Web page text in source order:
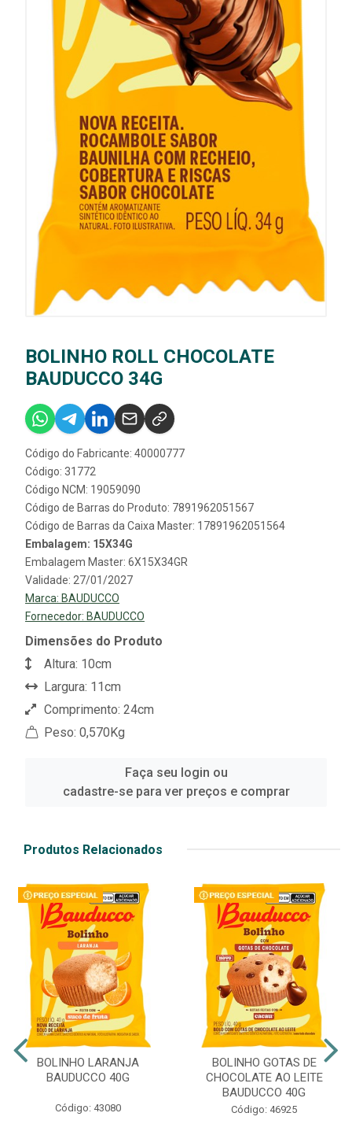
BOLINHO ROLL CHOCOLATE
BAUDUCCO 34G
Código do Fabricante: 40000777
Código: 31772
Código NCM: 19059090
Código de Barras do Produto: 7891962051567
Código de Barras da Caixa Master: 17891962051564
Embalagem: 15X34G
Embalagem Master: 6X15X34GR
Validade: 27/01/2027
Marca: BAUDUCCO
Fornecedor: BAUDUCCO
Dimensões do Produto
Altura: 10cm
Largura: 11cm
Comprimento: 24cm
Peso: 0,570Kg
Faça seu login ou
cadastre-se para ver preços e comprar
Produtos Relacionados
BOLINHO LARANJA
BAUDUCCO 40G
Código: 43080
BOLINHO GOTAS DE
CHOCOLATE AO LEITE
BAUDUCCO 40G
Código: 46925